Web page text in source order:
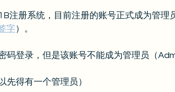
注册系统，目前注册的账号正式成为管理
字）。
码登录，但是该账号不能成为管理员（
先得有一个管理员）